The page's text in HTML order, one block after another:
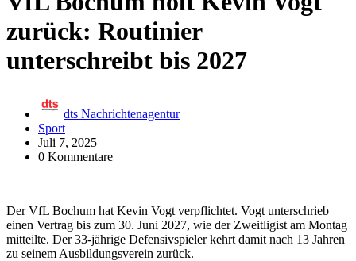
zurück: Routinier
unterschreibt bis 2027
dts Nachrichtenagentur
Sport
Juli 7, 2025
0 Kommentare
Der VfL Bochum hat Kevin Vogt verpflichtet. Vogt unterschrieb
einen Vertrag bis zum 30. Juni 2027, wie der Zweitligist am Montag
mitteilte. Der 33-jährige Defensivspieler kehrt damit nach 13 Jahren
zu seinem Ausbildungsverein zurück.